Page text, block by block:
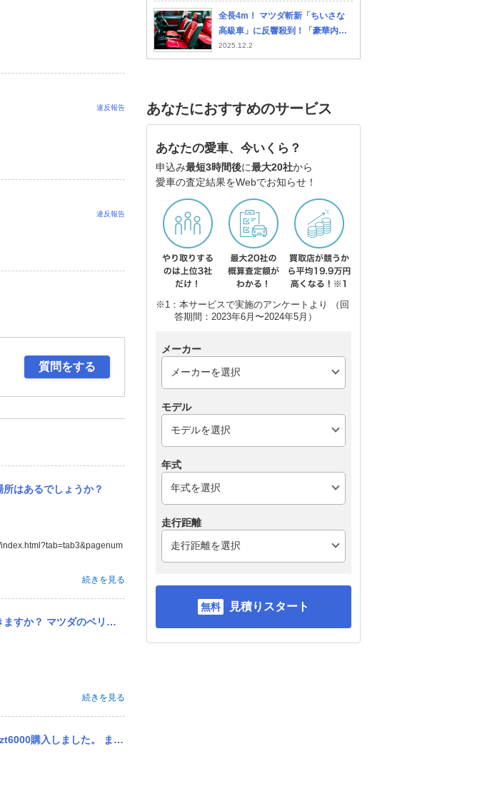
違反報告
違反報告
質問をする
はあるでしょうか？
続きを見る
ロールが大きいので抑えたい。スタビライザ...
続きを見る
噂ばかり目にするので早くも後悔しています。
「めちゃ豪華内装」採用！ 高級コ
ンパクトカーの先駆け「ベリー
サ」の魅力
全長4m！ マツダ斬新「ちいさな
高級車」に反響殺到！「豪華内装
がスゴイ！」「すぐ買いたい」の
声も！ プレミアムな「本革シー
とは！
2025.12.2
あなたにおすすめのサービス
あなたの愛車、今いくら？
申込み最短3時間後に最大20社から
愛車の査定結果をWebでお知らせ！
※1：本サービスで実施のアンケートより （回
答期間：2023年6月〜2024年5月）
メーカー
モデル
年式
走行距離
見積りスタート